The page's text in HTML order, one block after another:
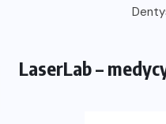
LaserLab –